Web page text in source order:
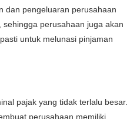
dan pengeluaran perusahaan
perusahaan juga akan
untuk melunasi pinjaman
pajak yang tidak terlalu besar.
perusahaan memiliki